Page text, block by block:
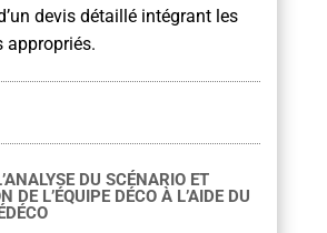
devis détaillé intégrant les
appropriés.
DU SCÉNARIO ET
DE L’ÉQUIPE DÉCO À L’AIDE DU